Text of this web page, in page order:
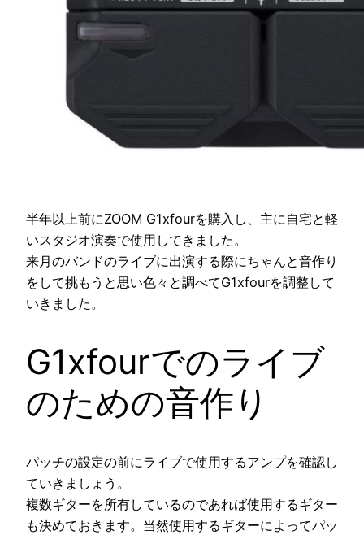
半年以上前にZOOM G1xfourを購入し、主に自宅と軽
いスタジオ演奏で使用してきました。
来月のバンドのライブに出演する際にちゃんと音作り
をして挑もうと思い色々と調べてG1xfourを調整して
いきました。
G1xfourでのライブ
のための音作り
パッチの設定の前にライブで使用するアンプを確認し
ていきましょう。
複数ギターを所有しているのであれば使用するギター
も決めておきます。当然使用するギターによってパッ